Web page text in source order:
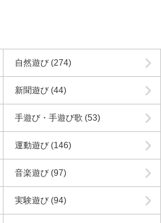
自然遊び(274)
新聞遊び(44)
手遊び・手遊び歌 (53)
運動遊び(146)
音楽遊び(97)
実験遊び(94)